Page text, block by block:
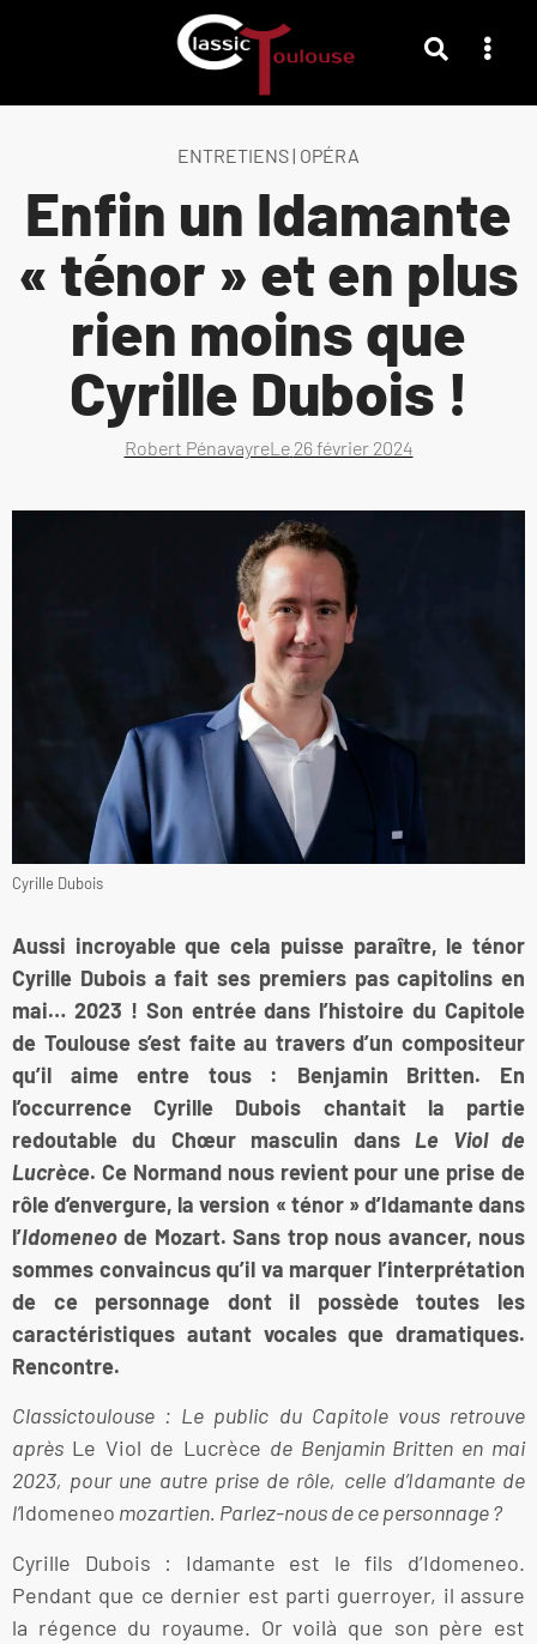
ENTRETIENS| OPÉRA
Enfin un Idamante
« ténor » et en plus
rien moins que
Cyrille Dubois !
Robert PénavayreLe 26 février 2024
Cyrille Dubois
Aussi incroyable que cela puisse paraître, le ténor
Cyrille Dubois a fait ses premiers pas capitolins en
mai… 2023 ! Son entrée dans l’histoire du Capitole
de Toulouse s’est faite au travers d’un compositeur
qu’il aime entre tous : Benjamin Britten. En
l’occurrence Cyrille Dubois chantait la partie
redoutable du Chœur masculin dans Le Viol de
Lucrèce. Ce Normand nous revient pour une prise de
rôle d’envergure, la version « ténor » d’Idamante dans
l’Idomeneo de Mozart. Sans trop nous avancer, nous
sommes convaincus qu’il va marquer l’interprétation
de ce personnage dont il possède toutes les
caractéristiques autant vocales que dramatiques.
Rencontre.
Classictoulouse : Le public du Capitole vous retrouve
après Le Viol de Lucrèce de Benjamin Britten en mai
2023, pour une autre prise de rôle, celle d’Idamante de
l’Idomeneo mozartien. Parlez-nous de ce personnage ?
Cyrille Dubois : Idamante est le fils d’Idomeneo.
Pendant que ce dernier est parti guerroyer, il assure
la régence du royaume. Or voilà que son père est